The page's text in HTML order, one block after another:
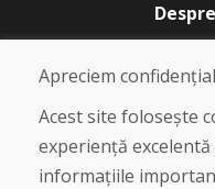
Blog
Despre
Magazin
Contact
Apreciem
Acest site folosește
experiență
informațiile